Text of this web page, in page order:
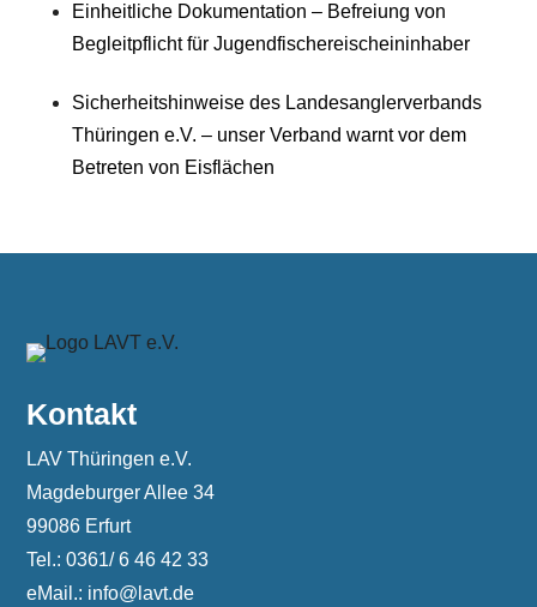
Einheitliche Dokumentation – Befreiung von
Begleitpflicht für Jugendfischereischeininhaber
Sicherheitshinweise des Landesanglerverbands
Thüringen e.V. – unser Verband warnt vor dem
Betreten von Eisflächen
Kontakt
LAV Thüringen e.V.
Magdeburger Allee 34
99086 Erfurt
Tel.: 0361/ 6 46 42 33
eMail.: info@lavt.de